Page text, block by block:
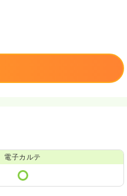
電子カルテ